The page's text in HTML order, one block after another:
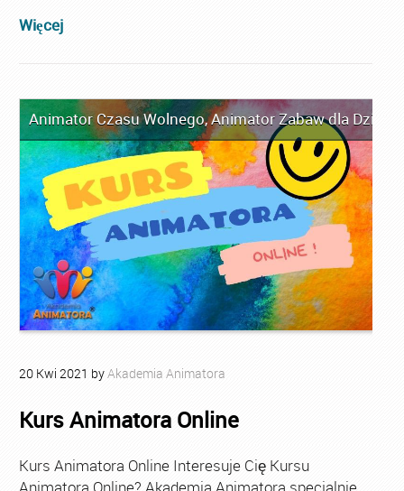
Więcej
Animator Czasu Wolnego,Animator Zabaw dla Dzieci
20 Kwi 2021 byAkademia Animatora
Kurs Animatora Online
Kurs Animatora Online Interesuje Cię Kursu